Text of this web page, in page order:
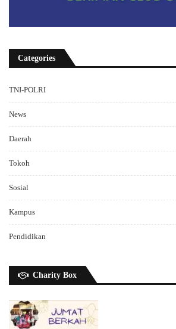
Categories
TNI-POLRI
News
Daerah
Tokoh
Sosial
Kampus
Pendidikan
Charity Box